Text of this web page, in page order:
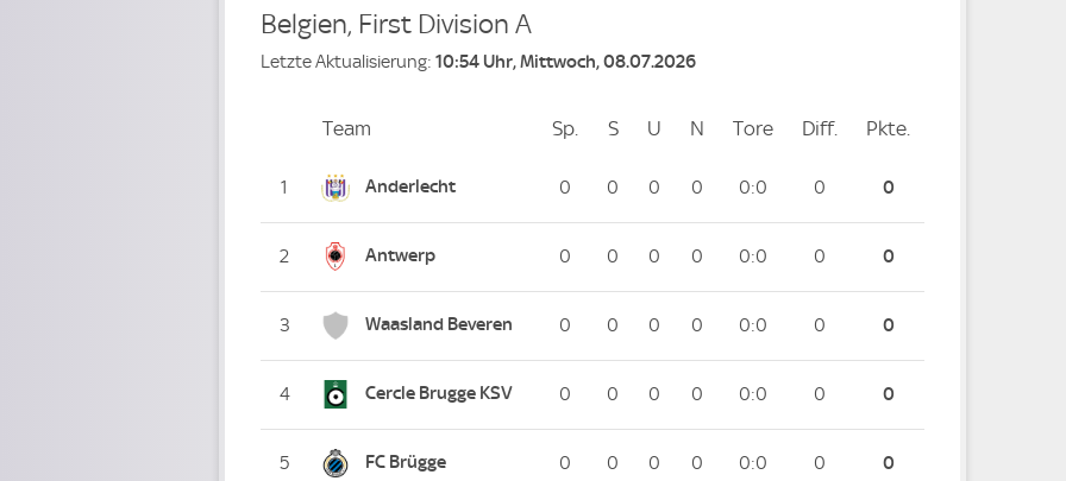
Belgien, First Division A
Letzte Aktualisierung: 10:54 Uhr, Mittwoch, 08.07.2026
PlatzTeam Sp. Spiele
SSiege
U Unentschieden
N Niederlagen
Tore ToreDiff. Differenz
Pkte.
1 Anderlecht 0 0 0 0 0:0 0 0
2 Antwerp 0 0 0 0 0:0 0 0
3 Waasland Beveren 0 0 0 0 0:0 0 0
4 Cercle Brugge KSV 0 0 0 0 0:0 0 0
5 FC Brügge 0 0 0 0 0:0 0 0